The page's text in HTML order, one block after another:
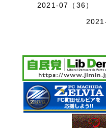
2021-07（36）